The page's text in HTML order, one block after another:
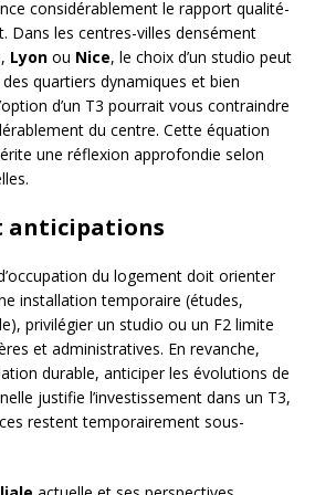
considérablement le rapport qualité-
Dans les centres-villes densément
, Lyon ou Nice, le choix d’un studio peut
quartiers dynamiques et bien
d’un T3 pourrait vous contraindre
du centre. Cette équation
une réflexion approfondie selon
anticipations
du logement doit orienter
installation temporaire (études,
privilégier un studio ou un F2 limite
et administratives. En revanche,
durable, anticiper les évolutions de
justifie l’investissement dans un T3,
restent temporairement sous-